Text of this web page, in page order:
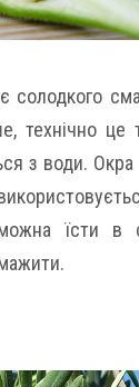
солодкого
технічно це
з води. Окра
можна їсти в